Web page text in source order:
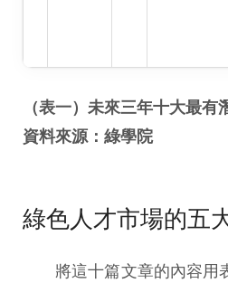
（表一）未來三年十大最
資料來源：綠學院
綠色人才市場的五
將這十篇文章的內容用